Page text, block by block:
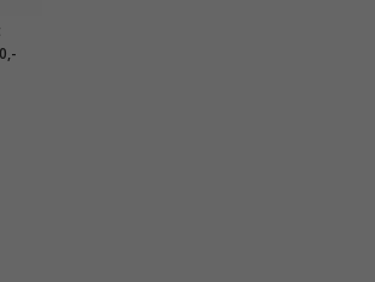
guld